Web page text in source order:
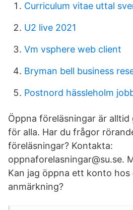
Curriculum vitae uttal
U2 live 2021
Vm vsphere web client
Bryman bell business
Postnord hässleholm
Öppna föreläsningar är
för alla. Har du frågor
föreläsningar? Kontakta:
oppnaforelasningar@su.se.
Kan jag öppna ett konto hos
anmärkning?